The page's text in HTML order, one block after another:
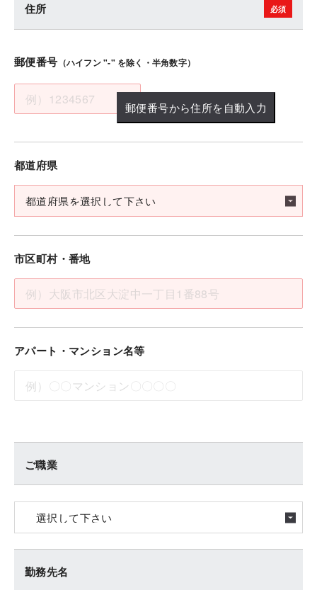
住所
郵便番号 （ハイフン "-" を除く・半角数字）
郵便番号から住所を自動入力
都道府県
市区町村・番地
アパート・マンション名等
ご職業
勤務先名